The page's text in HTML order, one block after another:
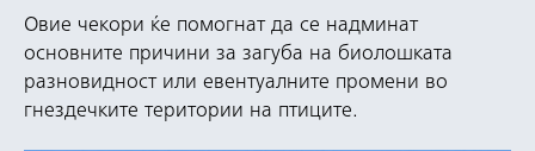
Овие чекори ќе помогнат да се надминат
основните причини за загуба на биолошката
разновидност или евентуалните промени во
гнездечките територии на птиците.